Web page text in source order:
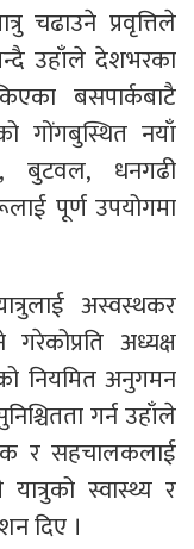
चढाउने प्रवृत्तिले
उहाँले देशभरका
बसपार्कबाटै
गोंगबुस्थित नयाँ
बुटवल, धनगढी
पूर्ण उपयोगमा
अस्वस्थकर
अध्यक्ष
नियमित अनुगमन
गर्न उहाँले
र सहचालकलाई
स्वास्थ्य र
दिए ।